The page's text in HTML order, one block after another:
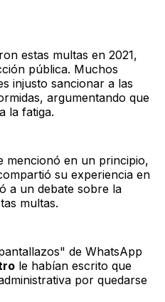
estas multas en 2021,
pública. Muchos
injusto sancionar a las
argumentando que
la fatiga.
mencionó en un principio,
su experiencia en
a un debate sobre la
multas.
de WhatsApp
le habían escrito que
por quedarse